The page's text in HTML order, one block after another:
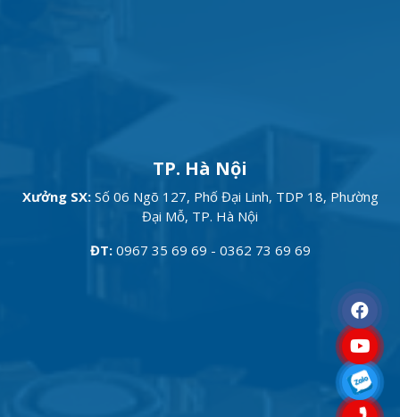
TP. Hà Nội
Xưởng SX:Số 06 Ngõ 127, Phố Đại Linh, TDP 18, Phường
Đại Mỗ, TP. Hà Nội
ĐT:0967 35 69 69 - 0362 73 69 69